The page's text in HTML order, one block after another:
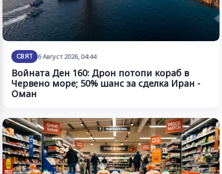
СВЯТ 6 Август 2026, 04:44
Войната Ден 160: Дрон потопи кораб в
Червено море; 50% шанс за сделка Иран -
Оман